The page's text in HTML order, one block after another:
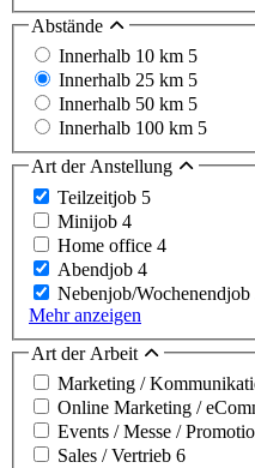
Abstände
Innerhalb 10 km 5
Innerhalb 25 km 5
Innerhalb 50 km 5
Innerhalb 100 km 5
Art der Anstellung
Teilzeitjob 5
Minijob 4
Home office 4
Abendjob 4
Nebenjob/Wochenendjob
Mehr anzeigen
Art der Arbeit
Marketing /
Online Marketing /
Events / Messe /
Sales / Vertrieb 6